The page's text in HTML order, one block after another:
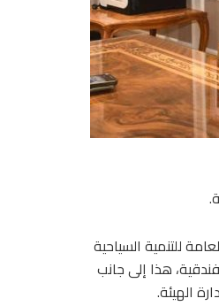
للتنمية السياحية
فرصة، من شأنها أن تسهم في إتاحة 48.5 ألف غرفة فندقية، هذا إلى جانب